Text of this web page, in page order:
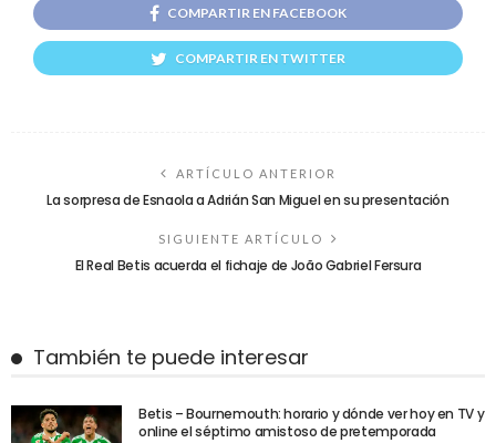
COMPARTIR EN FACEBOOK
COMPARTIR EN TWITTER
ARTÍCULO ANTERIOR
La sorpresa de Esnaola a Adrián San Miguel en su presentación
SIGUIENTE ARTÍCULO
El Real Betis acuerda el fichaje de João Gabriel Fersura
También te puede interesar
Betis – Bournemouth: horario y dónde ver hoy en TV y
online el séptimo amistoso de pretemporada